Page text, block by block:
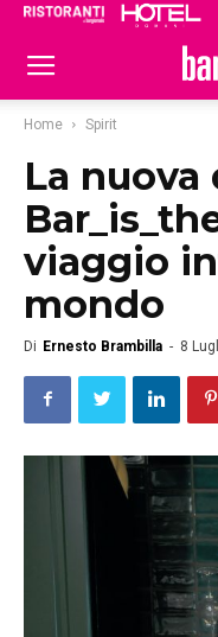
Home Spirit
La
viaggio
mondo
Di Ernesto Brambilla - 8